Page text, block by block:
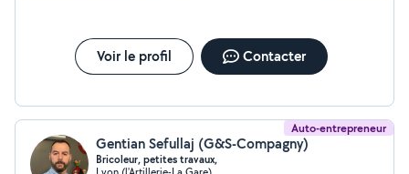
Voir le profil Contacter
Auto-entrepreneur
Gentian Sefullaj (G&S-Compagny)
Bricoleur, petites travaux,